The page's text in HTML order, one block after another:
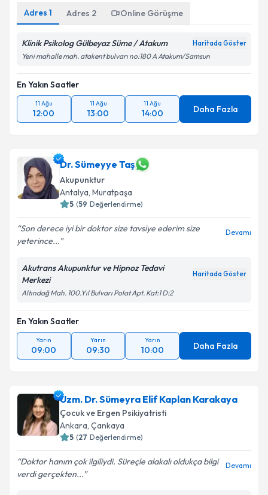
Adres 1 Adres 2 Online Görüşme
Klinik Psikolog Gülbeyaz Süme / Atakum Haritada Göster
Yeni mahalle mah. atakent bulvarı no:180 A Atakum/Samsun
En Yakın Saatler
11 Ağu
12:00
11 Ağu
13:00
11 Ağu
14:00 Daha Fazla
Dr. Sümeyye Taş
Akupunktur
Antalya, Muratpaşa
5 (59 Değerlendirme)
Son derece iyi bir doktor size tavsiye ederim size
yeterince...
Devamı
Akutrans Akupunktur ve Hipnoz Tedavi
Merkezi
Haritada Göster
Altındağ Mah. 100.Yıl Bulvarı Polat Apt. Kat:1 D:2
En Yakın Saatler
Yarın
09:00
Yarın
09:30
Yarın
10:00 Daha Fazla
Uzm. Dr. Sümeyra Elif Kaplan Karakaya
Çocuk ve Ergen Psikiyatristi
Ankara, Çankaya
5 (27 Değerlendirme)
Doktor hanım çok ilgiliydi. Süreçle alakalı oldukça bilgi
verdi gerçekten...
Devamı